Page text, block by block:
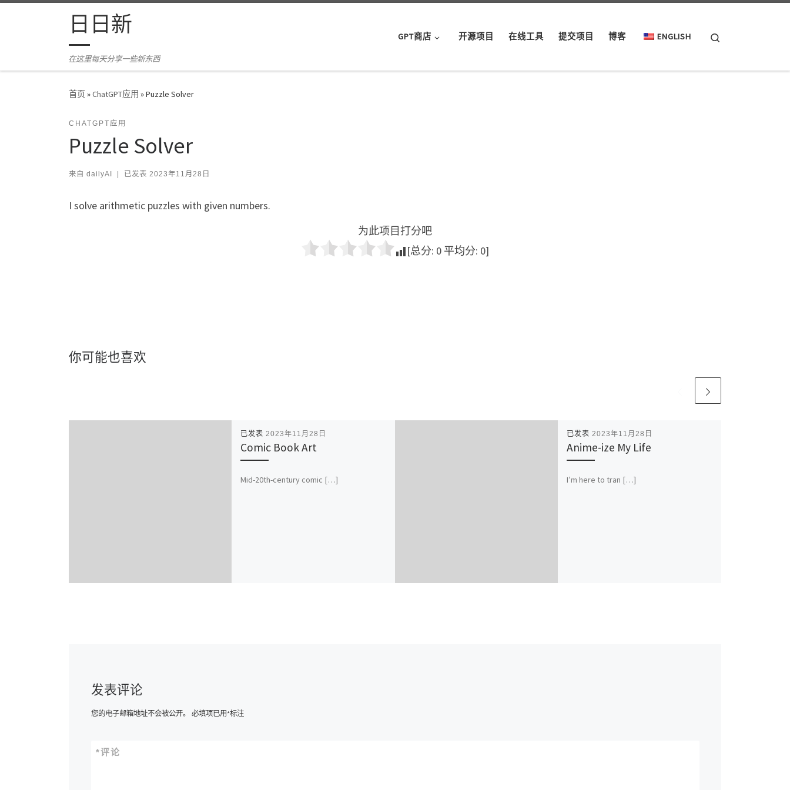
Skip to content日日新
在这里每天分享一些新东西
GPT商店 开源项目 在线工具 提交项目 博客 ENGLISH
首页»ChatGPT应用 »Puzzle Solver
CHATGPT应用
Puzzle Solver
来自 dailyAI 已发表 2023年11月28日
I solve arithmetic puzzles with given numbers.
为此项目打分吧
[总分: 0 平均分: 0]
你可能也喜欢
已发表 2023年11月28日
Comic Book Art
Mid-20th-century comic […]
已发表 2023年11月28日
Anime-ize My Life
I’m here to tran […]
发表评论
您的电子邮箱地址不会被公开。 必填项已用*标注
评论
*